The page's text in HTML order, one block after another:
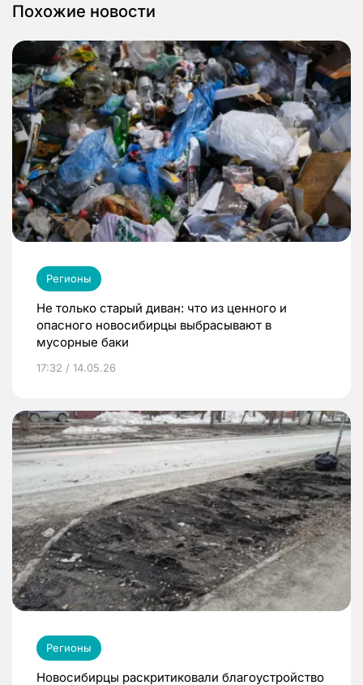
Похожие новости
Регионы
Не только старый диван: что из ценного и
опасного новосибирцы выбрасывают в
мусорные баки
17:32 / 14.05.26
Регионы
Новосибирцы раскритиковали благоустройство